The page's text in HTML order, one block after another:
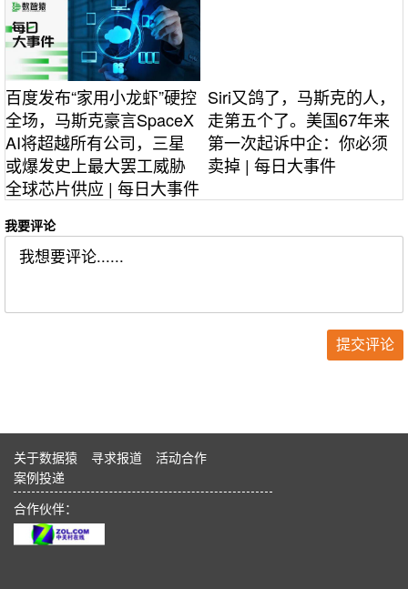
百度发布“家用小龙虾”硬控
全场，马斯克豪言SpaceX
AI将超越所有公司，三星
或爆发史上最大罢工威胁
全球芯片供应 | 每日大事件
Siri又鸽了，马斯克的人，
走第五个了。美国67年来
第一次起诉中企：你必须
卖掉 | 每日大事件
我要评论
关于数据猿 寻求报道
活动合作
案例投递
合作伙伴：